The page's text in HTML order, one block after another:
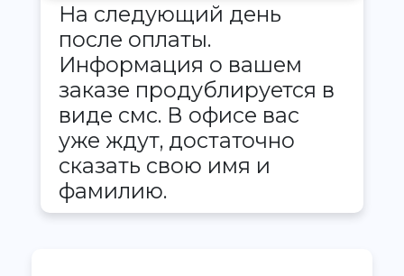
На следующий день
после оплаты.
Информация о вашем
заказе продублируется в
виде смс. В офисе вас
уже ждут, достаточно
сказать свою имя и
фамилию.